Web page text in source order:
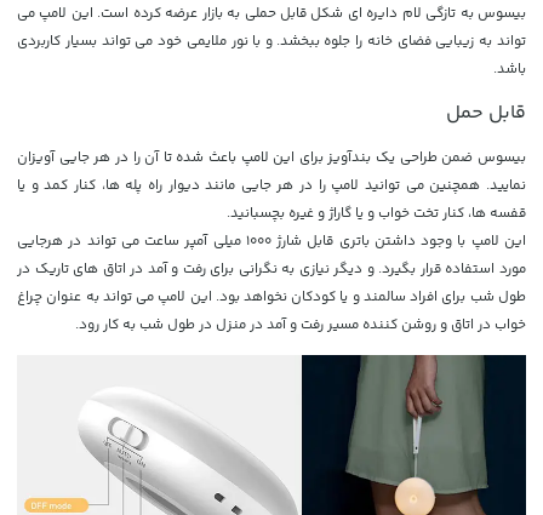
بیسوس به تازگی لام دایره ای شکل قابل حملی به بازار عرضه کرده است. این لامپ می
تواند به زیبایی فضای خانه را جلوه ببخشد. و با نور ملایمی خود می تواند بسیار کاربردی
باشد.
قابل حمل
بیسوس ضمن طراحی یک بندآویز برای این لامپ باعث شده تا آن را در هر جایی آویزان
نمایید. همچنین می توانید لامپ را در هر جایی مانند دیوار راه پله ها، کنار کمد و یا
قفسه ها، کنار تخت خواب و یا گاراژ و غیره بچسبانید.
این لامپ با وجود داشتن باتری قابل شارژ 1000 میلی آمپر ساعت می تواند در هرجایی
مورد استفاده قرار بگیرد. و دیگر نیازی به نگرانی برای رفت و آمد در اتاق های تاریک در
طول شب برای افراد سالمند و یا کودکان نخواهد بود. این لامپ می تواند به عنوان چراغ
خواب در اتاق و روشن کننده مسیر رفت و آمد در منزل در طول شب به کار رود.